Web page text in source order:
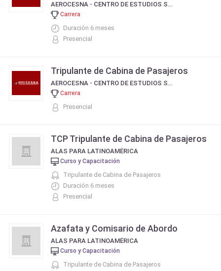
AEROCESNA - CENTRO DE ESTUDIOS SERVICIO DE NAVEGACIÓN AÉREA
Carrera
Duración 6 meses
Presencial
Tripulante de Cabina de Pasajeros
AEROCESNA - CENTRO DE ESTUDIOS SERVICIO DE NAVEGACIÓN AÉREA
Carrera
Presencial
TCP Tripulante de Cabina de Pasajeros
ALAS PARA LATINOAMÉRICA
Curso y Capacitación
Tripulante de Cabina de Pasajeros
Duración 6 meses
Presencial
Azafata y Comisario de Abordo
ALAS PARA LATINOAMÉRICA
Curso y Capacitación
Tripulante de Cabina de Pasajeros